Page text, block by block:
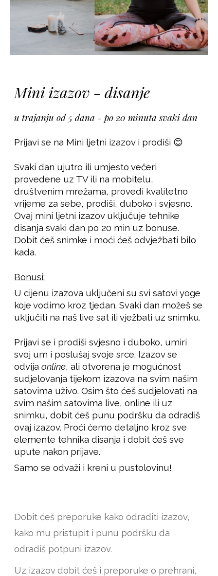
Mini izazov - disanje
u trajanju od 5 dana - po 20 minuta svaki dan
Prijavi se na Mini ljetni izazov i prodiši 😊
Svaki dan ujutro ili umjesto večeri
provedene uz TV ili na mobitelu,
društvenim mrežama, provedi kvalitetno
vrijeme za sebe, prodiši, duboko i svjesno.
Ovaj mini ljetni izazov uključuje tehnike
disanja svaki dan po 20 min uz bonuse.
Dobit ćeš snimke i moći ćeš odvježbati bilo
kada.
Bonusi:
U cijenu izazova uključeni su svi satovi yoge
koje vodimo kroz tjedan. Svaki dan možeš se
uključiti na naš live sat ili vježbati uz snimku.
Prijavi se i prodiši svjesno i duboko, umiri
svoj um i poslušaj svoje srce. Izazov se
odvijaonline, ali otvorena je mogućnost
sudjelovanja tijekom izazova na svim našim
satovima uživo. Osim što ćeš sudjelovati na
svim našim satovima live, online ili uz
snimku, dobit ćeš punu podršku da odradiš
ovaj izazov. Proći ćemo detaljno kroz sve
elemente tehnika disanja i dobit ćeš sve
upute nakon prijave.
Samo se odvaži i kreni u pustolovinu!
Dobit ćeš preporuke kako odraditi izazov,
kako mu pristupit i punu podršku da
odradiš potpuni izazov.
Uz izazov dobit ćeš i preporuke o prehrani,